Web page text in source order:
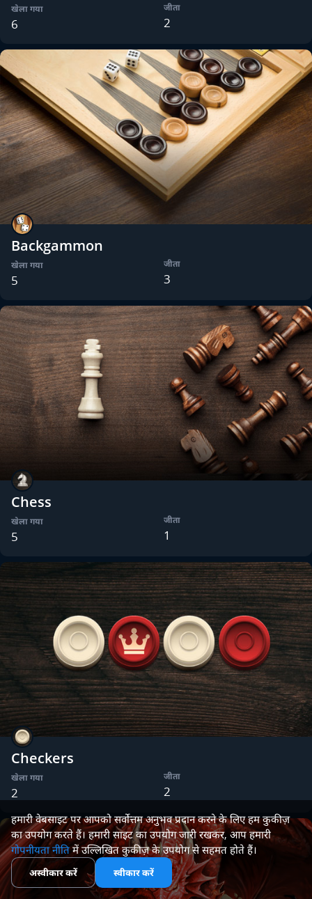
खेला गया
6
जीता
2
Backgammon
खेला गया
5
जीता
3
Chess
खेला गया
5
जीता
1
Checkers
खेला गया
2
जीता
2
हमारी वेबसाइट पर आपको सर्वोत्तम अनुभव प्रदान करने के लिए हम कुकीज़
का उपयोग करते हैं। हमारी साइट का उपयोग जारी रखकर, आप हमारी
गोपनीयता नीतिमें उल्लिखित कुकीज़ के उपयोग से सहमत होते हैं।
अस्वीकार करें स्वीकार करें